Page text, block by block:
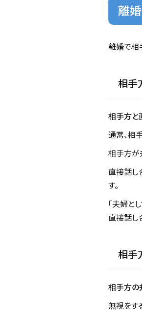
離
離婚で相
相手
相手方と
通常、相
相手方が
直接話し
す。
「夫婦と
直接話し
相手
相手方の
無視をす